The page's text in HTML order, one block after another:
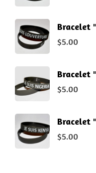
Bracelet
$5.00
Bracelet
$5.00
Bracelet
$5.00